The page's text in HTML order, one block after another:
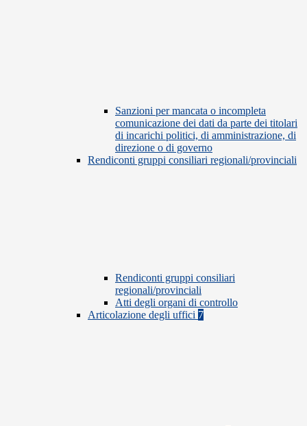
Sanzioni per mancata o incompleta
comunicazione dei dati da parte dei titolari
di incarichi politici, di amministrazione, di
direzione o di governo
Rendiconti gruppi consiliari regionali/provinciali
Rendiconti gruppi consiliari
regionali/provinciali
Atti degli organi di controllo
Articolazione degli uffici 7